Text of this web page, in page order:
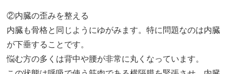
②内臓の歪みを整える
内臓も骨格と同じようにゆがみます。特に問題なのは内臓
が下垂することです。
悩む方の多くは背中や腰が非常に丸くなっています。